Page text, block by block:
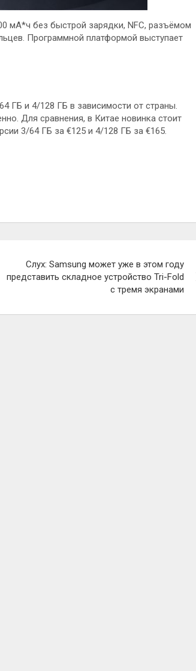
мА*ч без быстрой зарядки, NFC, разъёмом
Программной платформой выступает
ГБ и 4/128 ГБ в зависимости от страны.
Для сравнения, в Китае новинка стоит
3/64 ГБ за €125 и 4/128 ГБ за €165.
Слух: Samsung может уже в этом году
представить складное устройство Tri-Fold
с тремя экранами